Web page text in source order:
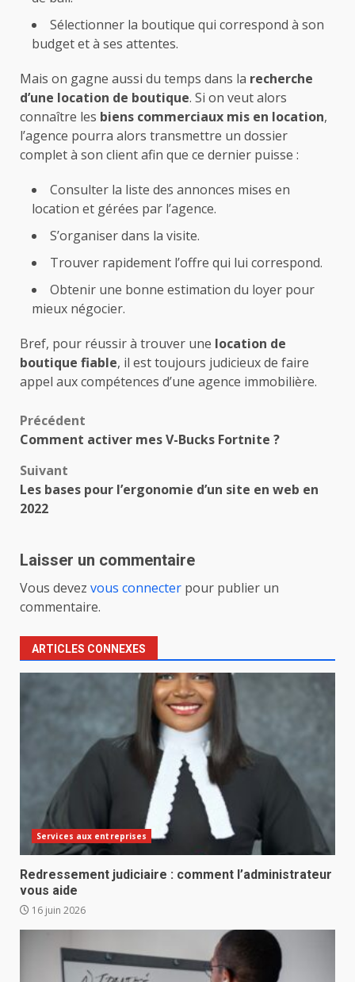
Sélectionner la boutique qui correspond à son
budget et à ses attentes.
Mais on gagne aussi du temps dans la recherche
d’une location de boutique. Si on veut alors
connaître les biens commerciaux mis en location,
l’agence pourra alors transmettre un dossier
complet à son client afin que ce dernier puisse :
Consulter la liste des annonces mises en
location et gérées par l’agence.
S’organiser dans la visite.
Trouver rapidement l’offre qui lui correspond.
Obtenir une bonne estimation du loyer pour
mieux négocier.
Bref, pour réussir à trouver une location de
boutique fiable, il est toujours judicieux de faire
appel aux compétences d’une agence immobilière.
Navigation
Précédent
Comment activer mes V-Bucks Fortnite ?
Suivant
Les bases pour l’ergonomie d’un site en web en
2022
Laisser un commentaire
Vous devez vous connecter pour publier un
commentaire.
ARTICLES CONNEXES
Services aux entreprises
Redressement judiciaire : comment l’administrateur
vous aide
16 juin 2026